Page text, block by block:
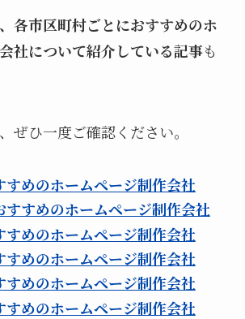
各市区町村ごとにおすすめのホ
社について紹介している記事も
ぜひ一度ご確認ください。
すめのホームページ制作会社
すすめのホームページ制作会社
すめのホームページ制作会社
すめのホームページ制作会社
すめのホームページ制作会社
すめのホームページ制作会社